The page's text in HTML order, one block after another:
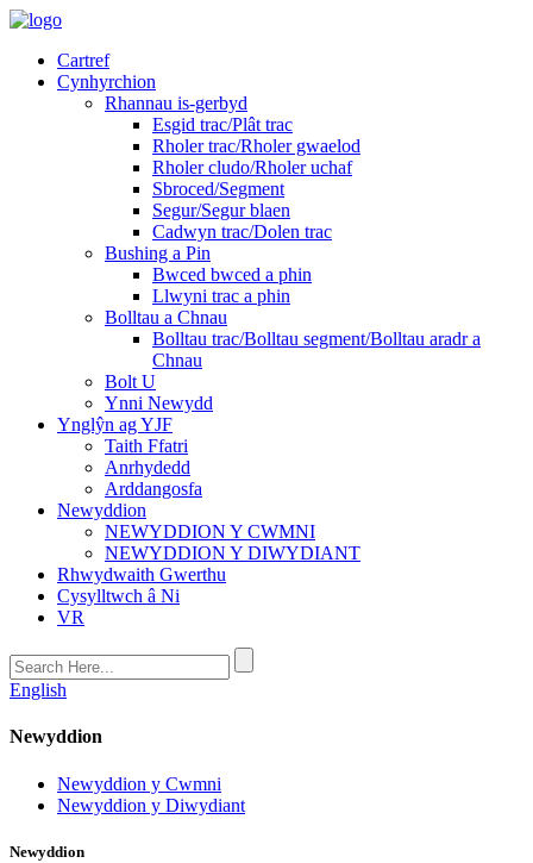
Cartref
Cynhyrchion
Rhannau is-gerbyd
Esgid trac/Plât trac
Rholer trac/Rholer gwaelod
Rholer cludo/Rholer uchaf
Sbroced/Segment
Segur/Segur blaen
Cadwyn trac/Dolen trac
Bushing a Pin
Bwced bwced a phin
Llwyni trac a phin
Bolltau a Chnau
Bolltau trac/Bolltau segment/Bolltau aradr a
Chnau
Bolt U
Ynni Newydd
Ynglŷn ag YJF
Taith Ffatri
Anrhydedd
Arddangosfa
Newyddion
NEWYDDION Y CWMNI
NEWYDDION Y DIWYDIANT
Rhwydwaith Gwerthu
Cysylltwch â Ni
VR
English
Newyddion
Newyddion y Cwmni
Newyddion y Diwydiant
Newyddion